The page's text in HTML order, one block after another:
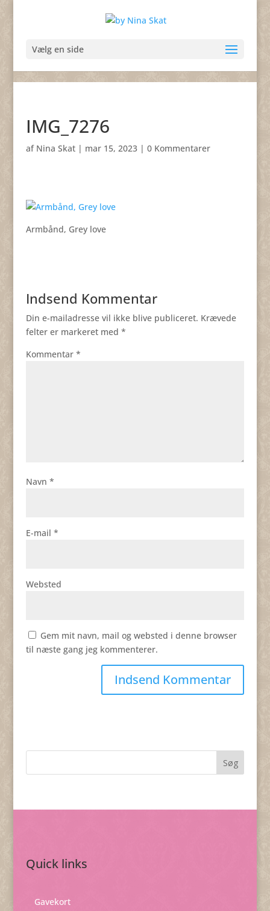
Vælg en side
IMG_7276
af Nina Skat| mar 15, 2023| 0 Kommentarer
Armbånd, Grey love
Indsend Kommentar
Din e-mailadresse vil ikke blive publiceret. Krævede
felter er markeret med *
Kommentar *
Navn *
E-mail *
Websted
Gem mit navn, mail og websted i denne browser
til næste gang jeg kommenterer.
Quick links
Gavekort